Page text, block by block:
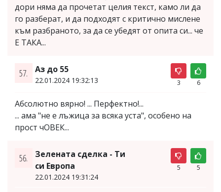
дори няма да прочетат целия текст, камо ли да
го разберат, и да подходят с критично мислене
към разбраното, за да се убедят от опита си... че
Е ТАКА...
57. Аз до 55
22.01.2024 19:32:13 3 6
Абсолютно вярно! ... Перфектно!...
... ама "не е лъжица за всяка уста", особено на
прост чОВЕК...
56.
Зелената сделка - Ти
си Европа
22.01.2024 19:31:24
5 5